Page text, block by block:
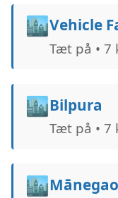
🏙️Vehicle
Tæt på • 7
🏙️Bilpura
Tæt på • 7
🏙️